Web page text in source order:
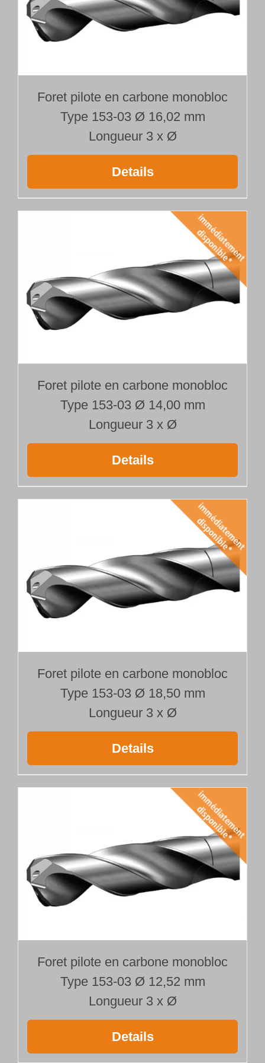
Foret pilote en carbone monobloc
Type 153-03 Ø 16,02 mm
Longueur 3 x Ø
Details
Foret pilote en carbone monobloc
Type 153-03 Ø 14,00 mm
Longueur 3 x Ø
Details
Foret pilote en carbone monobloc
Type 153-03 Ø 18,50 mm
Longueur 3 x Ø
Details
Foret pilote en carbone monobloc
Type 153-03 Ø 12,52 mm
Longueur 3 x Ø
Details